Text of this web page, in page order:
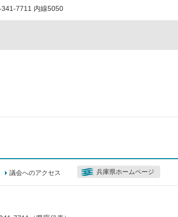
7711 内線5050
議会へのアクセス 兵庫県ホームページ